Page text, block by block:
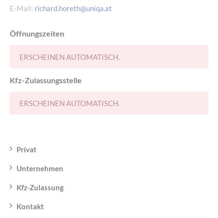
Schadensabwicklung haben, würden
wir Sie bitten uns immer die
alle notwendigen Informationen
sofort parat haben und nicht
nochmals bei Ihnen erfragen
müssen.
Welche Kfz-Schäden sind
E-Mail: richard.horeth@uniqa.at
Öffnungszeiten
ERSCHEINEN AUTOMATISCH.
Kfz-Zulassungsstelle
ERSCHEINEN AUTOMATISCH.
Privat
Unternehmen
Kfz-Zulassung
Kontakt